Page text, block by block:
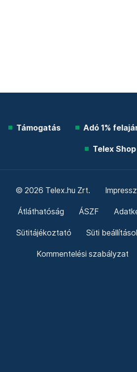
Támogatás Adó 1%
Telex Shop
© 2026 Telex.hu Zrt.
Átláthatóság ÁSZF
Sütitájékoztató Süti
Kommentelési szabályzat